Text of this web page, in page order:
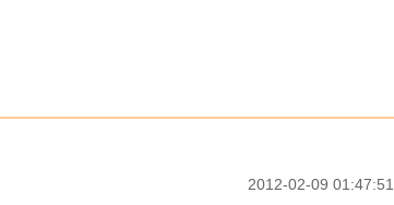
2012-02-09 01:47:51